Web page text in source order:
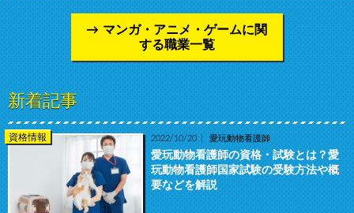
マンガ・アニメ・ゲームに関
する職業一覧
新着記事
資格情報 2022/10/20 愛玩動物看護師
愛玩動物看護師の資格・試験とは？愛
玩動物看護師国家試験の受験方法や概
要などを解説